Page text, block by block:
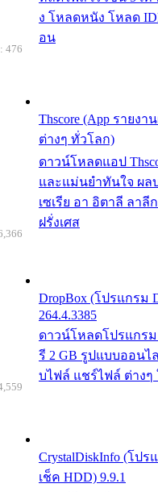
ง โหลดหนัง โหลด
อน
Thscore (App รายง
ต่างๆ ทั่วโลก)
ดาวน์โหลดแอป
และแม่นยำทันใจ ผล
เซเรีย อา อิตาลี ลาลี
ฝรั่งเศส
476
DropBox (โปรแกรม
264.4.3385
ดาวน์โหลดโปรแกรม
รี 2 GB รูปแบบออนไ
บไฟล์ แชร์ไฟล์ ต่างๆ
CrystalDiskInfo (โปร
เช็ค HDD) 9.9.1